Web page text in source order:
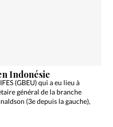
Indonésie
(GBEU) qui a eu lieu à
général de la branche
(3e depuis la gauche),